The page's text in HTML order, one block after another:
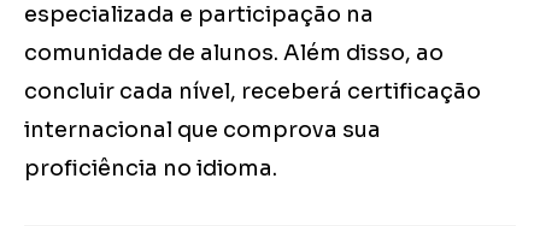
especializada e participação na
comunidade de alunos. Além disso, ao
concluir cada nível, receberá certificação
internacional que comprova sua
proficiência no idioma.